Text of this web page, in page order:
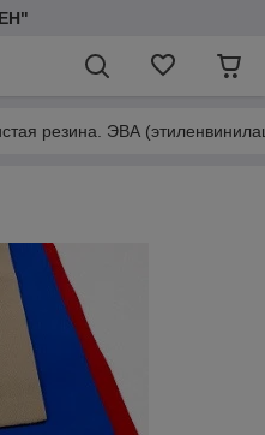
резина. ЭВА